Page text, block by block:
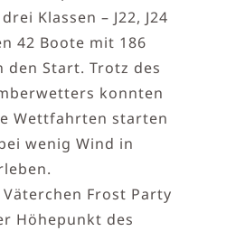
Klassen – J22, J24
42 Boote mit 186
den Start. Trotz des
konnten
Wettfahrten starten
wenig Wind in
Frost Party
Höhepunkt des